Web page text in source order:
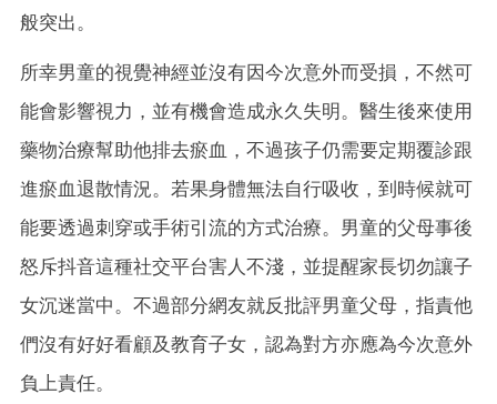
般突出。
所幸男童的視覺神經並沒有因今次意外而受損，不然可
能會影響視力，並有機會造成永久失明。醫生後來使用
藥物治療幫助他排去瘀血，不過孩子仍需要定期覆診跟
進瘀血退散情況。若果身體無法自行吸收，到時候就可
能要透過刺穿或手術引流的方式治療。男童的父母事後
怒斥抖音這種社交平台害人不淺，並提醒家長切勿讓子
女沉迷當中。不過部分網友就反批評男童父母，指責他
們沒有好好看顧及教育子女，認為對方亦應為今次意外
負上責任。